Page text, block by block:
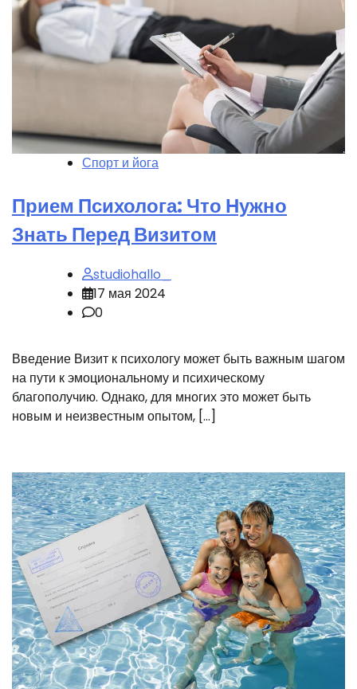
Спорт и йога
Прием Психолога: Что Нужно
Знать Перед Визитом
studiohallo_
17 мая 2024
0
Введение Визит к психологу может быть важным шагом
на пути к эмоциональному и психическому
благополучию. Однако, для многих это может быть
новым и неизвестным опытом, […]